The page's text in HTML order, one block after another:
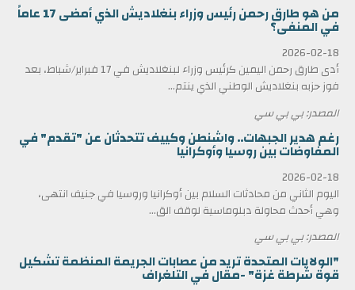
من هو طارق رحمن رئيس وزراء بنغلاديش الذي أمضى 17 عاماً
في المنفى؟
2026-02-18
أدى طارق رحمن اليمين كرئيس وزراء لبنغلاديش في 17 فبراير/شباط، بعد
فوز حزبه بنغلاديش الوطني الذي ينتم...
المصدر: بي بي سي
رغم هدير الجبهات.. واشنطن وكييف تتحدثان عن "تقدم" في
المفاوضات بين روسيا وأوكرانيا
2026-02-18
اليوم الثاني من محادثات السلام بين أوكرانيا وروسيا في جنيف انتهى،
وهي أحدث محاولة دبلوماسية لوقف الق...
المصدر: بي بي سي
"الولايات المتحدة تريد من عصابات الجريمة المنظمة تشكيل
قوة شرطة غزة" -مقال في التلغراف